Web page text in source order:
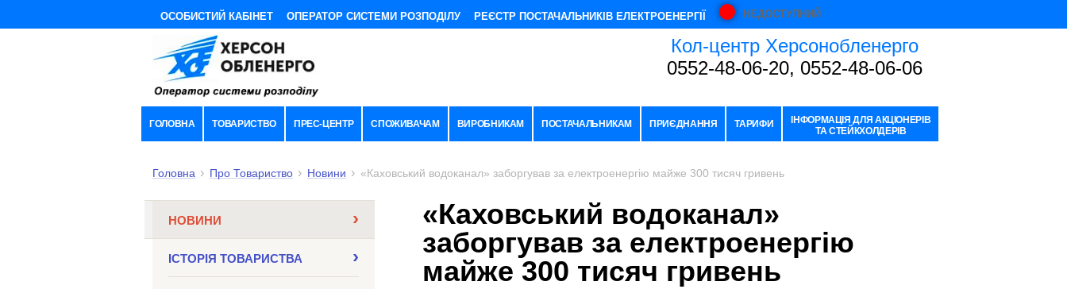
ОСОБИСТИЙ КАБІНЕТ ОПЕРАТОР СИСТЕМИ РОЗПОДІЛУ РЕЄСТР ПОСТАЧАЛЬНИКІВ ЕЛЕКТРОЕНЕРГІЇ НЕДОСТУПНИЙ
Кол-центр Херсонобленерго
0552-48-06-20, 0552-48-06-06
ГОЛОВНА ТОВАРИСТВО ПРЕС-ЦЕНТР СПОЖИВАЧАМ ВИРОБНИКАМ ПОСТАЧАЛЬНИКАМ ПРИЄДНАННЯ ТАРИФИ
ІНФОРМАЦІЯ ДЛЯ АКЦІОНЕРІВ
ТА СТЕЙКХОЛДЕРІВ
Головна Про Товариство Новини «Каховський водоканал» заборгував за електроенергію майже 300 тисяч гривень
НОВИНИ
ІСТОРІЯ ТОВАРИСТВА
«Каховський водоканал»
заборгував за електроенергію
майже 300 тисяч гривень